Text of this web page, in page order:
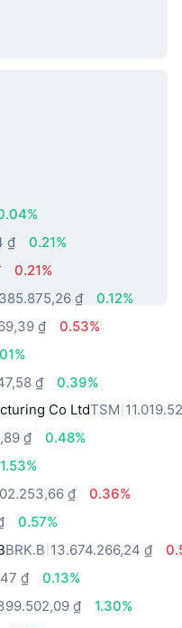
thực phổ
₫
0.21%
0.21%
₫
0.12%
₫
0.53%
₫
0.39%
Co LtdTSM
₫
0.48%
1.53%
₫
0.36%
0.57%
BRK.B 13.674.266,24 ₫
₫
0.13%
₫
1.30%